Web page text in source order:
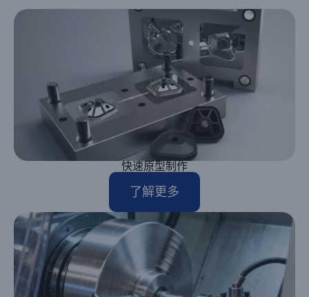
快速原型制作
了解更多